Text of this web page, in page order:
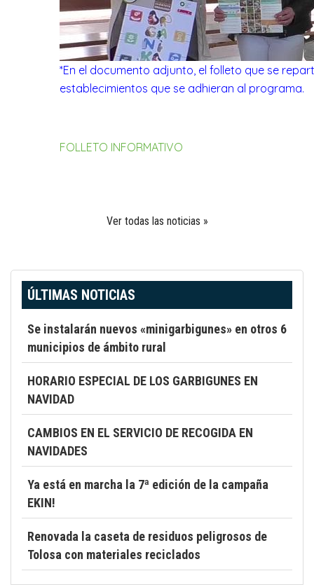
*En el documento adjunto, el folleto que se
establecimientos que se adhieran al programa.
FOLLETO INFORMATIVO
Ver todas las noticias »
ÚLTIMAS NOTICIAS
Se instalarán nuevos «minigarbigunes» en otros 6
municipios de ámbito rural
HORARIO ESPECIAL DE LOS GARBIGUNES EN
NAVIDAD
CAMBIOS EN EL SERVICIO DE RECOGIDA EN
NAVIDADES
Ya está en marcha la 7ª edición de la campaña
EKIN!
Renovada la caseta de residuos peligrosos de
Tolosa con materiales reciclados